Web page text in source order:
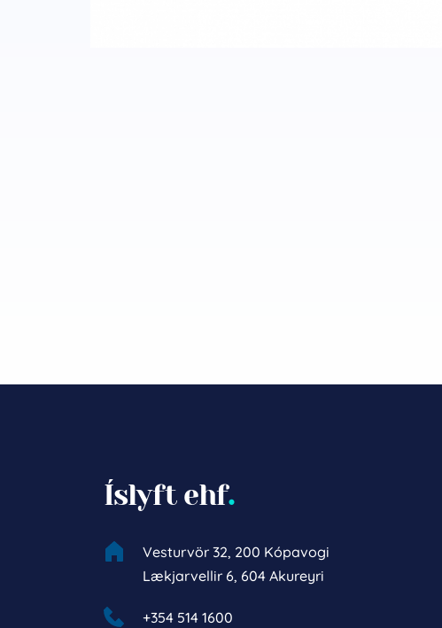
Íslyft ehf.
Vesturvör 32, 200 Kópavogi
Lækjarvellir 6, 604 Akureyri
+354 514 1600